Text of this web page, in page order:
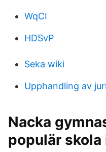
WqCI
HDSvP
Seka wiki
Upphandling av
Nacka
populär